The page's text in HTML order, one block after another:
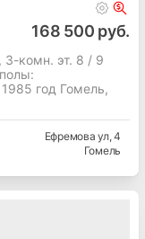
168 500 руб.
3-комн. эт. 8 / 9
год Гомель,
Ефремова ул, 4
Гомель